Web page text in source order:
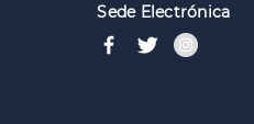
Sede Electrónica